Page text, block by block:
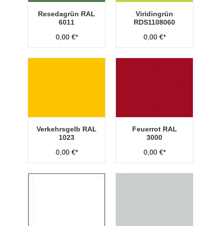
Resedagrün RAL
6011
0,00 €*
Viridingrün
RDS1108060
0,00 €*
Verkehrsgelb RAL
1023
0,00 €*
Feuerrot RAL
3000
0,00 €*